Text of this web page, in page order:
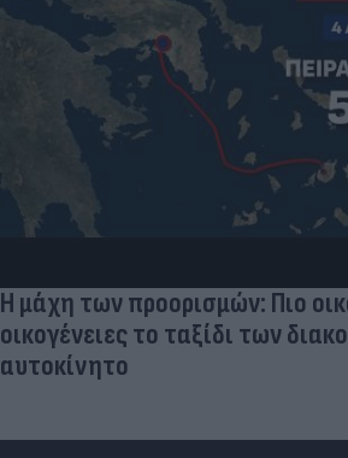
Η μάχη των προορισμών: Πιο
οικογένειες το ταξίδι των
αυτοκίνητο